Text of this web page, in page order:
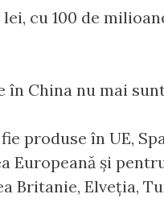
cu 100 de
în China nu mai
produse în UE,
Europeană și
Britanie, Elveția,